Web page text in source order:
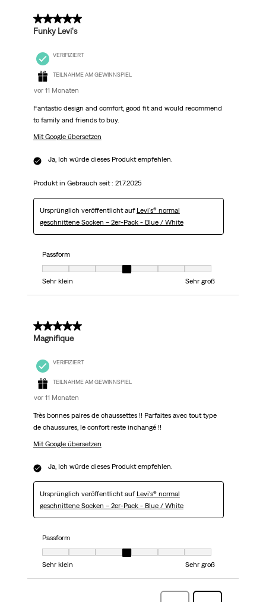
5 von 5 Sternen.
Funky Levi's
VERIFIZIERT
TEILNAHME AM GEWINNSPIEL
vor 11 Monaten
Fantastic design and comfort, good fit and would recommend
to family and friends to buy.
Mit Google übersetzen
Ja, Ich würde dieses Produkt empfehlen.
Produkt in Gebrauch seit : 21.7.2025
Ursprünglich veröffentlicht auf Levi's® normal
geschnittene Socken – 2er-Pack - Blue / White
Passform
Passform, 4 von 7, wobei 1 gleich Sehr klein ist und 7 gleich Sehr groß
Sehr klein
Sehr groß
5 von 5 Sternen.
Magnifique
VERIFIZIERT
TEILNAHME AM GEWINNSPIEL
vor 11 Monaten
Très bonnes paires de chaussettes !! Parfaites avec tout type
de chaussures, le confort reste inchangé !!
Mit Google übersetzen
Ja, Ich würde dieses Produkt empfehlen.
Ursprünglich veröffentlicht auf Levi's® normal
geschnittene Socken – 2er-Pack - Blue / White
Passform
Passform, 4 von 7, wobei 1 gleich Sehr klein ist und 7 gleich Sehr groß
Sehr klein
Sehr groß